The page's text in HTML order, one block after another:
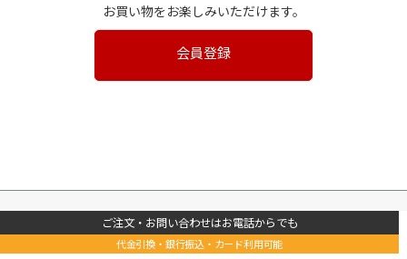
お買い物をお楽しみいただけます。
会員登録
ご注文・お問い合わせはお電話からでも
代金引換・銀行振込・カード利用可能